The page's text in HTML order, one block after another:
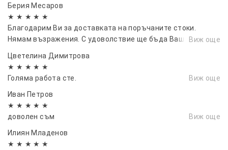
Берия Месаров
★ ★ ★ ★ ★
Благодарим Ви за доставката на поръчаните стоки.
Нямам възражения. С удоволствие ще бъда Ваш клиент
Виж още
Цветелина Димитрова
★ ★ ★ ★ ★
Голяма работа сте.
Виж още
Иван Петров
★ ★ ★ ★ ★
доволен съм
Виж още
Илиян Младенов
★ ★ ★ ★ ★